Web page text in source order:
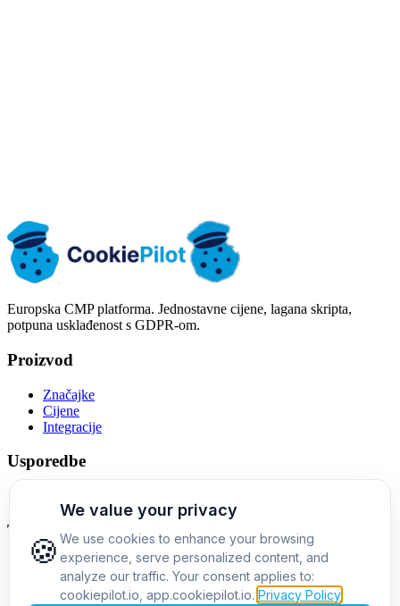
Krenite besplatno Pogledajte cijene
Europska CMP platforma. Jednostavne cijene, lagana skripta,
potpuna usklađenost s GDPR-om.
Proizvod
Značajke
Cijene
Integracije
Usporedbe
Tvrtka
O nama
Kontakt
Blog